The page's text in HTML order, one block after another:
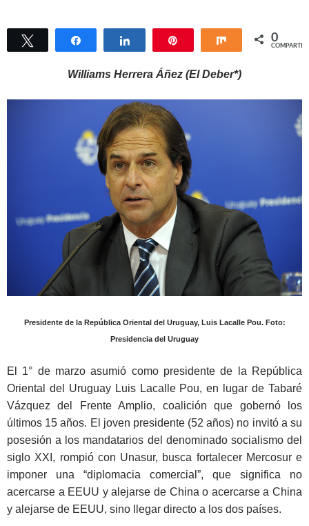
Twittear Compartir Compartir Compartir
0
COMPARTIR
Williams Herrera Áñez (El Deber*)
Presidente de la República Oriental del Uruguay, Luis Lacalle Pou. Foto:
Presidencia del Uruguay
El 1° de marzo asumió como presidente de la República
Oriental del Uruguay Luis Lacalle Pou, en lugar de Tabaré
Vázquez del Frente Amplio, coalición que gobernó los
últimos 15 años. El joven presidente (52 años) no invitó a su
posesión a los mandatarios del denominado socialismo del
siglo XXI, rompió con Unasur, busca fortalecer Mercosur e
imponer una “diplomacia comercial”, que significa no
acercarse a EEUU y alejarse de China o acercarse a China
y alejarse de EEUU, sino llegar directo a los dos países.